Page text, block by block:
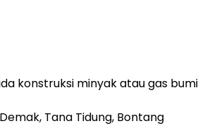
konstruksi minyak atau gas bumi
Tana Tidung, Bontang